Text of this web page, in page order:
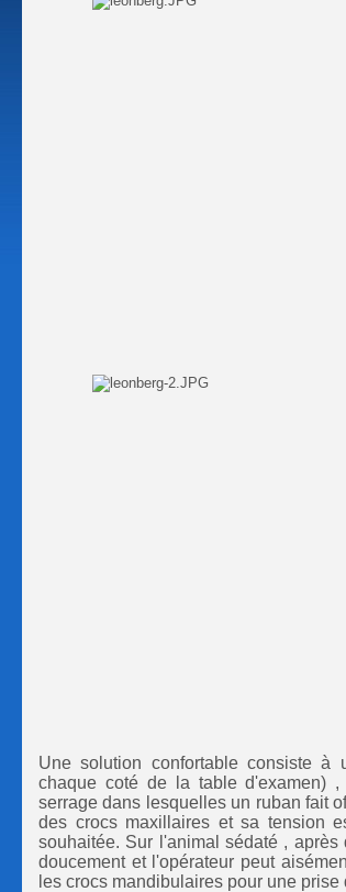
Une solution confortable consiste à
chaque coté de la table d'examen)
serrage dans lesquelles un ruban fait
des crocs maxillaires et sa tension
souhaitée. Sur l'animal sédaté ,
doucement et l'opérateur peut
les crocs mandibulaires pour une